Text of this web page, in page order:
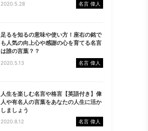
2020.5.28 名言 偉人
足るを知るの意味や使い方！座右の銘で
も人気の向上心や感謝の心を育てる名言
は誰の言葉？？
2020.5.13 名言 偉人
人生を楽しむ名言や格言【英語付き】偉
人や有名人の言葉をあなたの人生に活か
しましょう
2020.8.12 名言 偉人